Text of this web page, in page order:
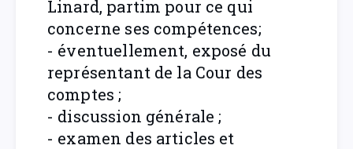
Linard, partim pour ce qui
concerne ses compétences;
- éventuellement, exposé du
représentant de la Cour des
comptes ;
- discussion générale ;
- examen des articles et